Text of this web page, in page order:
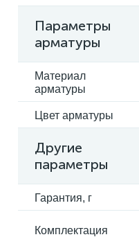
Параметры
арматуры
Материал
арматуры
Цвет арматуры
Другие
параметры
Гарантия, г
Комплектация